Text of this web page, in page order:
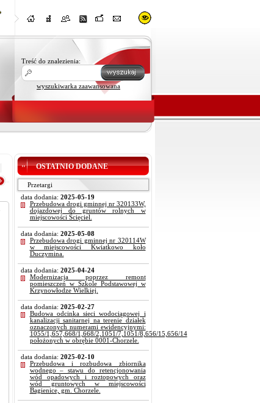
Treść do znalezienia:
wyszukiwarka zaawansowana
OSTATNIO DODANE
Przetargi
data dodania: 2025-05-19
Przebudowa drogi gminnej nr 320133W,
dojazdowej do gruntów rolnych w
miejscowości Ścięciel.
data dodania: 2025-05-08
Przebudowa drogi gminnej nr 320114W
w miejscowości Kwiatkowo koło
Duczymina.
data dodania: 2025-04-24
Modernizacja poprzez remont
pomieszczeń w Szkole Podstawowej w
Krzynowłodze Wielkiej.
data dodania: 2025-02-27
Budowa odcinka sieci wodociągowej i
kanalizacji sanitarnej na terenie działek
oznaczonych numerami ewidencyjnymi:
1055/1,657,668/1,668/2,1051/7,1051/8,656/15,656/14
położonych w obrębie 0001-Chorzele.
data dodania: 2025-02-10
Przebudowa i rozbudowa zbiornika
wodnego – stawu do retencjonowania
wód opadowych i roztopowych oraz
wód gruntowych w miejscowości
Bagienice, gm. Chorzele.